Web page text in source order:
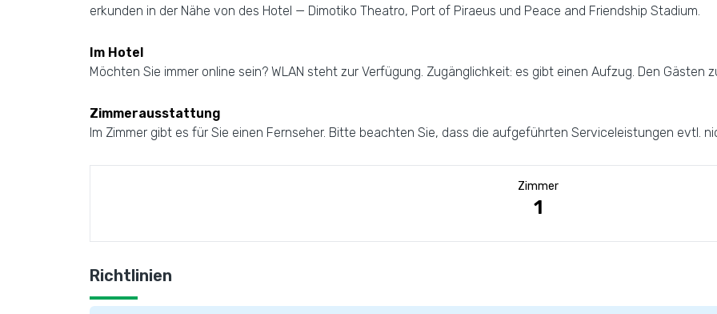
erkunden in der Nähe von des Hotel — Dimotiko Theatro, Port of Piraeus und Peace and Friendship Stadium.
Im Hotel
Möchten Sie immer online sein? WLAN steht zur Verfügung. Zugänglichkeit: es gibt einen Aufzug. Den Gästen
Zimmerausstattung
Im Zimmer gibt es für Sie einen Fernseher. Bitte beachten Sie, dass die aufgeführten Serviceleistungen evtl.
Zimmer
1
Richtlinien